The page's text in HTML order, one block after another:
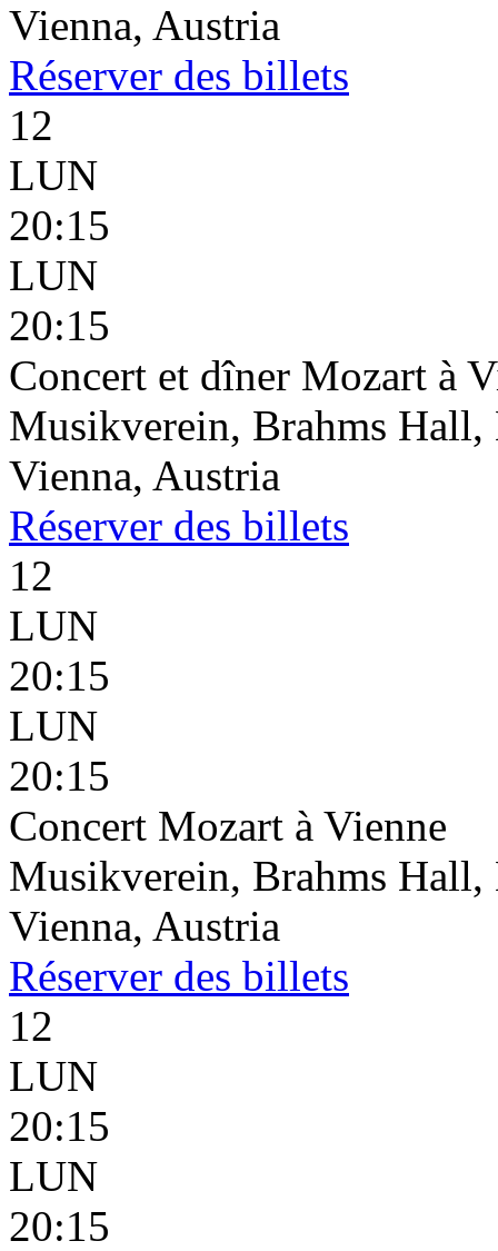
Vienna, Austria
Réserver des billets
12
LUN
20:15
LUN
20:15
Concert et dîner Mozart à
Musikverein, Brahms Hall,
Vienna, Austria
Réserver des billets
12
LUN
20:15
LUN
20:15
Concert Mozart à Vienne
Musikverein, Brahms Hall,
Vienna, Austria
Réserver des billets
12
LUN
20:15
LUN
20:15